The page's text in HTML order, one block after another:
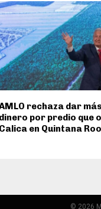
rechaza dar más
dinero por predio que
Calica en Quintana Roo
© 2026